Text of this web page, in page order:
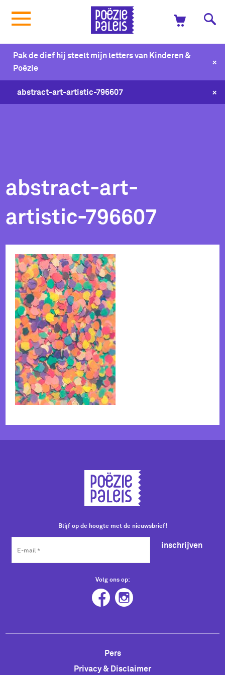
Pak de dief hij steelt mijn letters van Kinderen &
Poëzie
+
abstract-art-artistic-796607 +
abstract-art-
artistic-796607
Blijf op de hoogte met de nieuwsbrief!
inschrijven
Volg ons op:
Pers
Privacy & Disclaimer